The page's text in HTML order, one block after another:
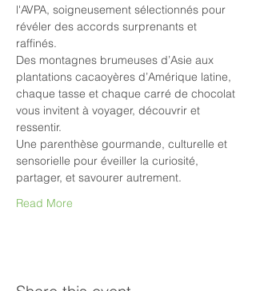
l'AVPA, soigneusement sélectionnés pour
révéler des accords surprenants et
raffinés.
Des montagnes brumeuses d’Asie aux
plantations cacaoyères d’Amérique latine,
chaque tasse et chaque carré de chocolat
vous invitent à voyager, découvrir et
ressentir.
Une parenthèse gourmande, culturelle et
sensorielle pour éveiller la curiosité,
partager, et savourer autrement.
Read More